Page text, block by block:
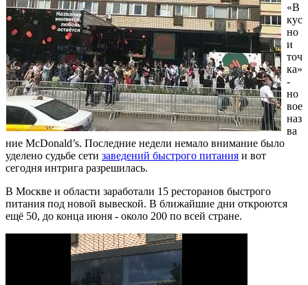
«В
кус
но
и
точ
ка»
-
но
вое
наз
ва
ние McDonald’s. Последние недели немало внимание было
уделено судьбе сети заведений быстрого питания и вот
сегодня интрига разрешилась.
В Москве и области заработали 15 ресторанов быстрого
питания под новой вывеской. В ближайшие дни откроются
ещё 50, до конца июня - около 200 по всей стране.